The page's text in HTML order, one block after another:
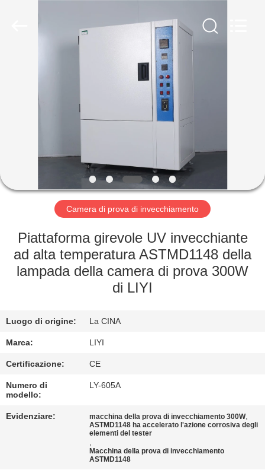
PRODOTTI
GIRO
FABBRICA
CONTROLLO
CONTATTICI
RICHIEDA
UNA
CITAZIONE
Camera di prova di invecchiamento
Piattaforma girevole UV invecchiante
ad alta temperatura ASTMD1148 della
lampada della camera di prova 300W
di LIYI
Luogo di origine: La CINA
Marca: LIYI
Certificazione: CE
Numero di
modello:
LY-605A
Evidenziare: macchina della prova di invecchiamento 300W,
ASTMD1148 ha accelerato l'azione corrosiva degli
elementi del tester
,
Macchina della prova di invecchiamento
ASTMD1148